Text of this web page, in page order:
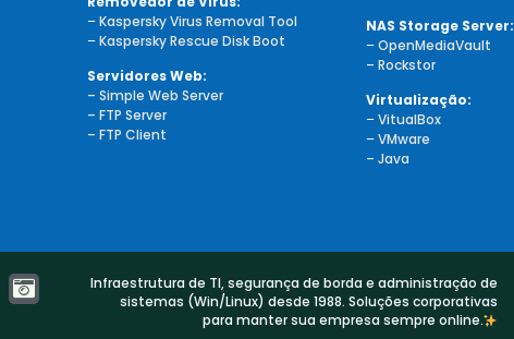
–Kaspersky Virus Removal Tool
–Kaspersky Rescue Disk Boot
Servidores Web:
– Simple Web Server
– FTP Server
– FTP Client
NAS Storage Server:
–OpenMediaVault
– Rockstor
Virtualização:
–VitualBox
–VMware
– Java
Infraestrutura de TI, segurança de borda e administração de
sistemas (Win/Linux) desde 1988. Soluções corporativas
para manter sua empresa sempre online.